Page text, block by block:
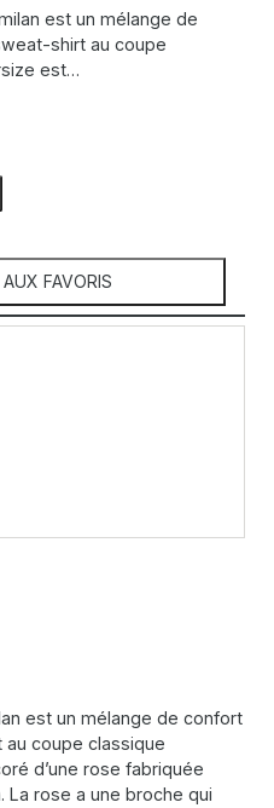
est un mélange de
shirt au coupe
est…
FAVORIS
est un mélange de confort
au coupe classique
d’une rose fabriquée
rose a une broche qui